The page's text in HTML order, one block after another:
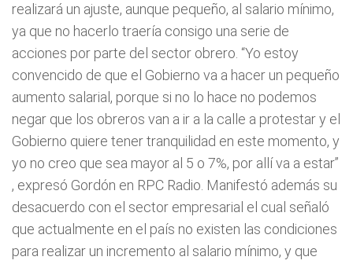
realizará un ajuste, aunque pequeño, al salario mínimo,
ya que no hacerlo traería consigo una serie de
acciones por parte del sector obrero. “Yo estoy
convencido de que el Gobierno va a hacer un pequeño
aumento salarial, porque si no lo hace no podemos
negar que los obreros van a ir a la calle a protestar y el
Gobierno quiere tener tranquilidad en este momento, y
yo no creo que sea mayor al 5 o 7%, por allí va a estar”
, expresó Gordón en RPC Radio. Manifestó además su
desacuerdo con el sector empresarial el cual señaló
que actualmente en el país no existen las condiciones
para realizar un incremento al salario mínimo, y que